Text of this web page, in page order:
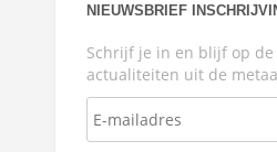
NIEUWSBRIEF
Schrijf je in en blijf op de
actualiteiten uit de